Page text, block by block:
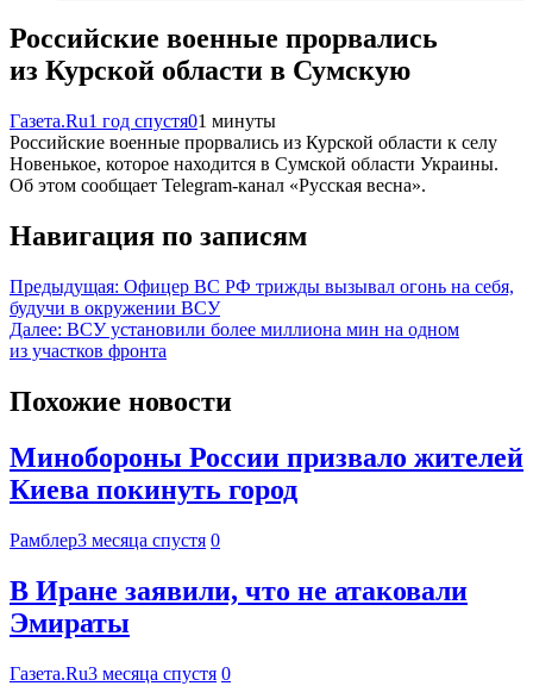
Российские военные прорвались
из Курской области в Сумскую
Газета.Ru1 год спустя01 минуты
Российские военные прорвались из Курской области к селу
Новенькое, которое находится в Сумской области Украины.
Об этом сообщает Telegram-канал «Русская весна».
Навигация по записям
Предыдущая: Офицер ВС РФ трижды вызывал огонь на себя,
будучи в окружении ВСУ
Далее: ВСУ установили более миллиона мин на одном
из участков фронта
Похожие новости
Минобороны России призвало жителей
Киева покинуть город
Рамблер3 месяца спустя 0
В Иране заявили, что не атаковали
Эмираты
Газета.Ru3 месяца спустя 0